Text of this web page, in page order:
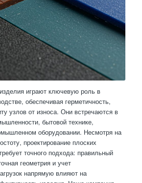
играют ключевую роль в
обеспечивая герметичность,
узлов от износа. Они встречаются в
бытовой технике,
оборудовании. Несмотря на
проектирование плоских
точного подхода: правильный
геометрия и учет
напрямую влияют на